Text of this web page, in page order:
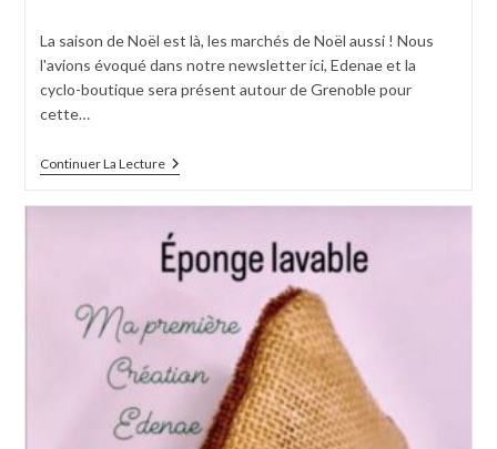
La saison de Noël est là, les marchés de Noël aussi ! Nous
l'avions évoqué dans notre newsletter ici, Edenae et la
cyclo-boutique sera présent autour de Grenoble pour
cette…
Continuer La Lecture